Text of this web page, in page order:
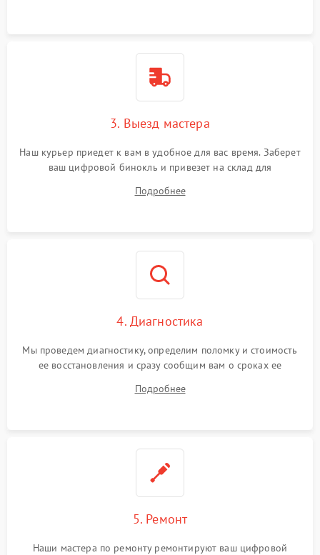
3. Выезд мастера
Наш курьер приедет к вам в удобное для вас время. Заберет
ваш цифровой бинокль и привезет на склад для
Подробнее
4. Диагностика
Мы проведем диагностику, определим поломку и стоимость
ее восстановления и сразу сообщим вам о сроках ее
Подробнее
5. Ремонт
Наши мастера по ремонту ремонтируют ваш цифровой